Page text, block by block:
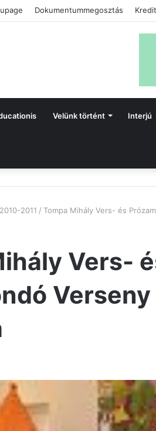
Dokumentummegosztás
Velünk történt Interjú
2010-2011 / Tompa Mihály Vers- és
Vers-